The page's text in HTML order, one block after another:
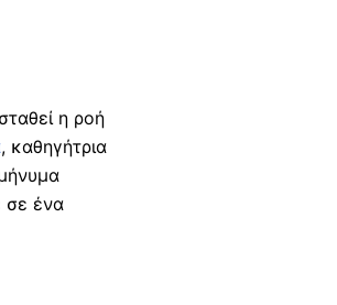
η ροή
, καθηγήτρια
σε ένα